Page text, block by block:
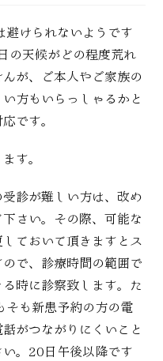
避けられないようです
の天候がどの程度荒れ
が、ご本人やご家族の
方もいらっしゃるかと
です。
す。
受診が難しい方は、改め
さい。その際、可能な
ておいて頂きますとス
で、診療時間の範囲で
時に診察致します。た
そも新患予約の方の電
がつながりにくいこと
。20日午後以降です